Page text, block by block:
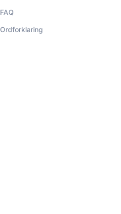
FAQ
Ordforklaring